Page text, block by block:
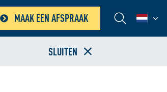
MAAK EEN AFSPRAAK
SLUITEN